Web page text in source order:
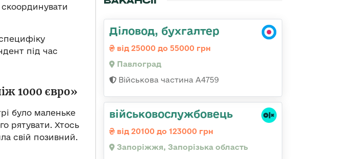
скоординувати
під час
1000 євро»
було маленьке
рятувати. Хтось
свій позивний.
Діловод, бухгалтер
від 25000 до 55000 грн
Павлоград
Військова частина А4759
військовослужбовець
від 20100 до 123000 грн
Запоріжжя, Запорізька область